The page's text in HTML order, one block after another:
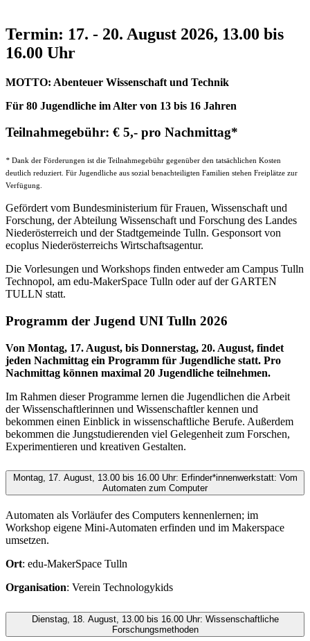
Termin: 17. - 20. August 2026, 13.00 bis
16.00 Uhr
MOTTO: Abenteuer Wissenschaft und Technik
Für 80 Jugendliche im Alter von 13 bis 16 Jahren
Teilnahmegebühr: € 5,- pro Nachmittag*
* Dank der Förderungen ist die Teilnahmegebühr gegenüber den tatsächlichen Kosten
deutlich reduziert. Für Jugendliche aus sozial benachteiligten Familien stehen Freiplätze zur
Verfügung.
Gefördert vom Bundesministerium für Frauen, Wissenschaft und
Forschung, der Abteilung Wissenschaft und Forschung des Landes
Niederösterreich und der Stadtgemeinde Tulln. Gesponsort von
ecoplus Niederösterreichs Wirtschaftsagentur.
Die Vorlesungen und Workshops finden entweder am Campus Tulln
Technopol, am edu-MakerSpace Tulln oder auf der GARTEN
TULLN statt.
Programm der Jugend UNI Tulln 2026
Von Montag, 17. August, bis Donnerstag, 20. August, findet
jeden Nachmittag ein Programm für Jugendliche statt. Pro
Nachmittag können maximal 20 Jugendliche teilnehmen.
Im Rahmen dieser Programme lernen die Jugendlichen die Arbeit
der Wissenschaftlerinnen und Wissenschaftler kennen und
bekommen einen Einblick in wissenschaftliche Berufe. Außerdem
bekommen die Jungstudierenden viel Gelegenheit zum Forschen,
Experimentieren und kreativen Gestalten.
Montag, 17. August, 13.00 bis 16.00 Uhr: Erfinder*innenwerkstatt: Vom
Automaten zum Computer
Automaten als Vorläufer des Computers kennenlernen; im
Workshop eigene Mini-Automaten erfinden und im Makerspace
umsetzen.
Ort: edu-MakerSpace Tulln
Organisation: Verein Technologykids
Dienstag, 18. August, 13.00 bis 16.00 Uhr: Wissenschaftliche
Forschungsmethoden